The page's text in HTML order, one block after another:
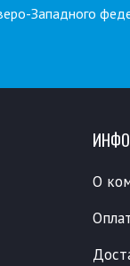
Западного
О